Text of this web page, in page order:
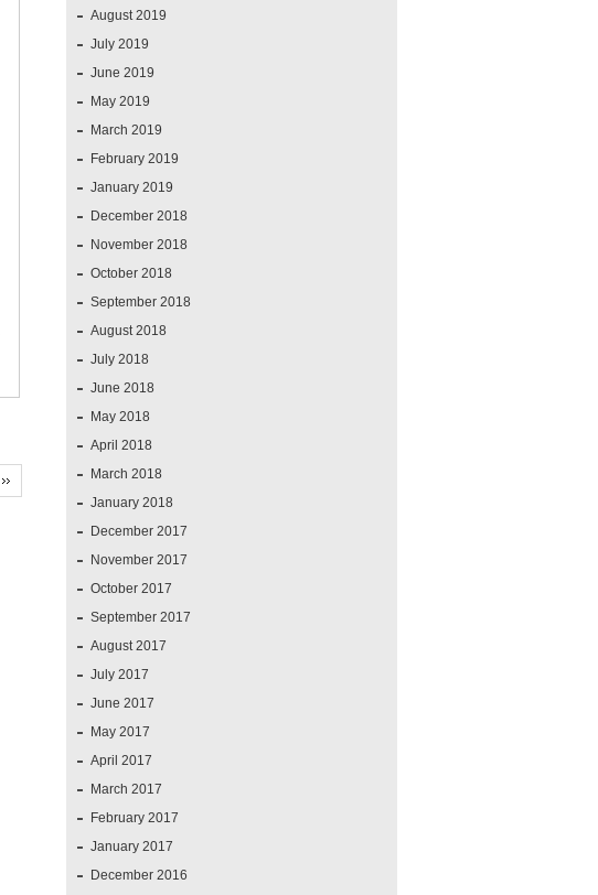
August 2019
July 2019
June 2019
May 2019
March 2019
February 2019
January 2019
December 2018
November 2018
October 2018
September 2018
August 2018
July 2018
June 2018
May 2018
April 2018
March 2018
January 2018
December 2017
November 2017
October 2017
September 2017
August 2017
July 2017
June 2017
May 2017
April 2017
March 2017
February 2017
January 2017
December 2016